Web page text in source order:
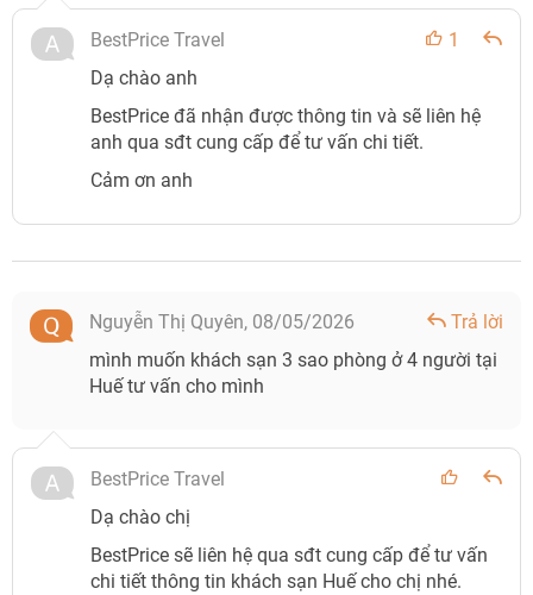
BestPrice Travel
1
Dạ chào anh
BestPrice đã nhận được thông tin và sẽ liên hệ
anh qua sđt cung cấp để tư vấn chi tiết.
Cảm ơn anh
Nguyễn Thị Quyên, 08/05/2026
Trả lời
mình muốn khách sạn 3 sao phòng ở 4 người tại
Huế tư vấn cho mình
BestPrice Travel
Dạ chào chị
BestPrice sẽ liên hệ qua sđt cung cấp để tư vấn
chi tiết thông tin khách sạn Huế cho chị nhé.